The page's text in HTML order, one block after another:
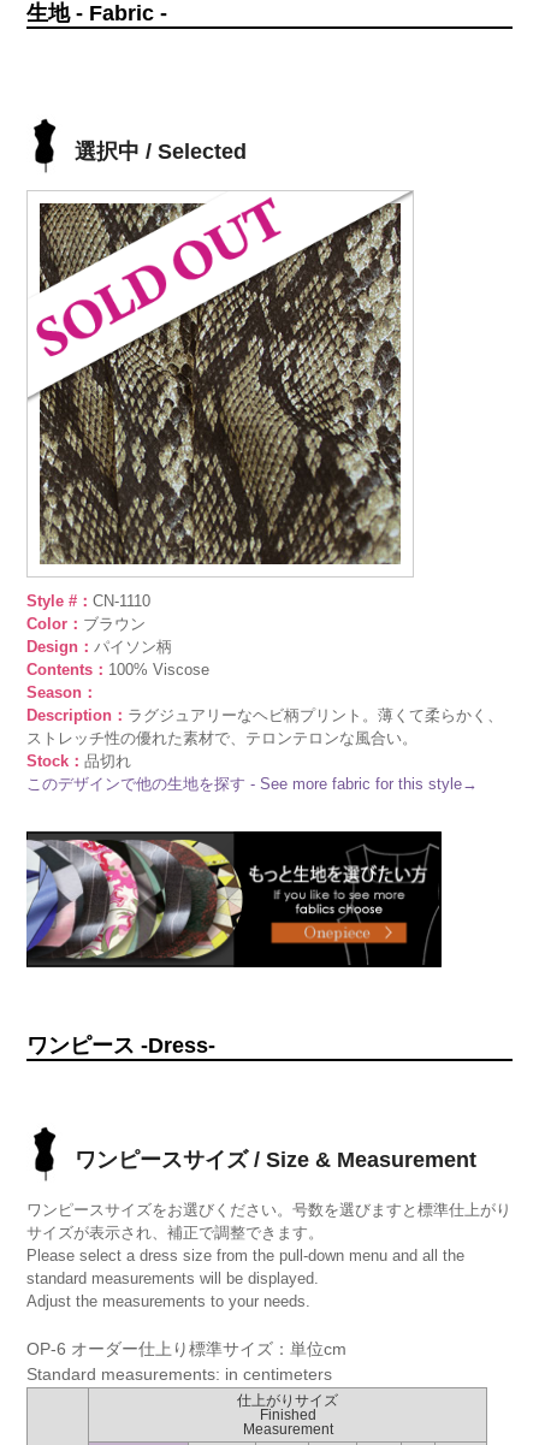
生地 - Fabric -
選択中 / Selected
Style #：CN-1110
Color： ブラウン
Design：パイソン柄
Contents： 100% Viscose
Season：
Description： ラグジュアリーなヘビ柄プリント。薄くて柔らかく、
ストレッチ性の優れた素材で、テロンテロンな風合い。
Stock：品切れ
このデザインで他の生地を探す - See more fabric for this style→
ワンピース -Dress-
ワンピースサイズ / Size & Measurement
ワンピースサイズをお選びください。号数を選びますと標準仕上がり
サイズが表示され、補正で調整できます。
Please select a dress size from the pull-down menu and all the
standard measurements will be displayed.
Adjust the measurements to your needs.
OP-6 オーダー仕上り標準サイズ：単位cm
Standard measurements: in centimeters
仕上がりサイズ
Finished
Measurement